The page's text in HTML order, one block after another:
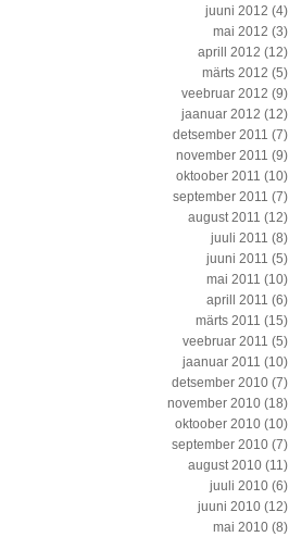
juuni 2012 (4)
mai 2012 (3)
aprill 2012 (12)
märts 2012 (5)
veebruar 2012 (9)
jaanuar 2012 (12)
detsember 2011 (7)
november 2011 (9)
oktoober 2011 (10)
september 2011 (7)
august 2011 (12)
juuli 2011 (8)
juuni 2011 (5)
mai 2011 (10)
aprill 2011 (6)
märts 2011 (15)
veebruar 2011 (5)
jaanuar 2011 (10)
detsember 2010 (7)
november 2010 (18)
oktoober 2010 (10)
september 2010 (7)
august 2010 (11)
juuli 2010 (6)
juuni 2010 (12)
mai 2010 (8)